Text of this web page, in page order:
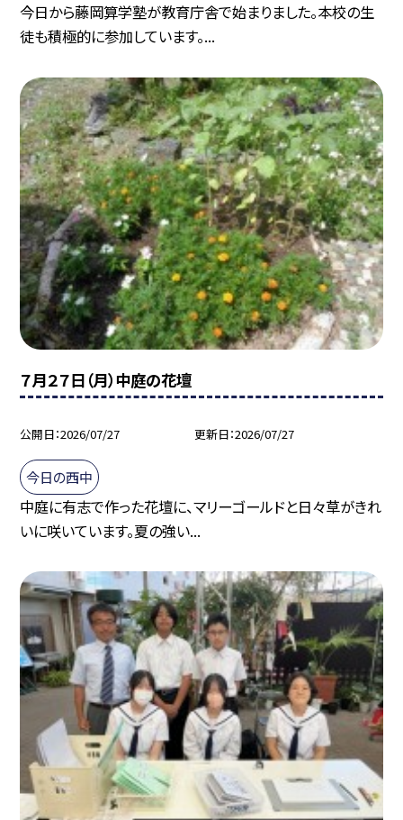
今日から藤岡算学塾が教育庁舎で始まりました。本校の生
徒も積極的に参加しています。...
７月２７日（月）中庭の花壇
公開日 2026/07/27 更新日 2026/07/27
今日の西中
中庭に有志で作った花壇に、マリーゴールドと日々草がきれ
いに咲いています。夏の強い...